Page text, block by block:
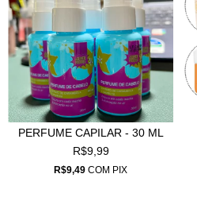
PERFUME CAPILAR - 30 ML
R$9,99
R$9,49 COM PIX